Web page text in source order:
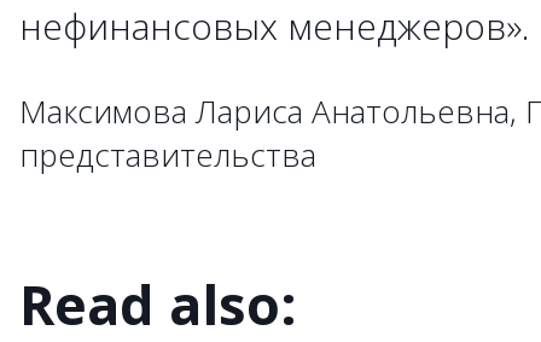
нефинансовых
Максимова Лариса Анатольевна,
представительства
→
→
→
→
→
→
→
→
→
→
→
→
Read also: